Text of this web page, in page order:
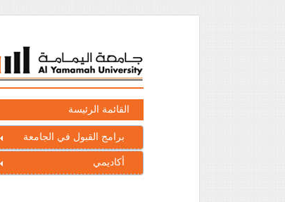
القائمة الرئيسة
برامج القبول في الجامعة
أكاديمي